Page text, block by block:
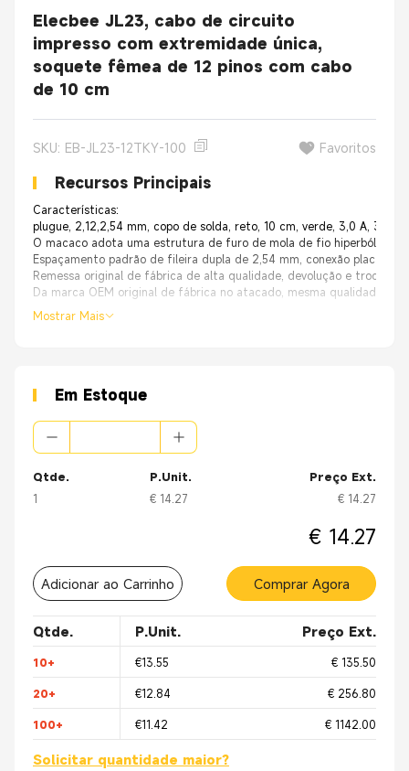
Elecbee JL23, cabo de circuito
impresso com extremidade única,
soquete fêmea de 12 pinos com cabo
de 10 cm
SKU: EB-JL23-12TKY-100 Favoritos
Recursos Principais
Características:
plugue, 2,12,2,54 mm, copo de solda, reto, 10 cm, verde, 3,0 A,
O macaco adota uma estrutura de furo de mola de fio hiperbólico
Espaçamento padrão de fileira dupla de 2,54 mm, conexão placa-
Remessa original de fábrica de alta qualidade, devolução e troca
Da marca OEM original de fábrica no atacado, mesma qualidade,
Mostrar Mais
Em Estoque
Qtde.
1
P.Unit.
€ 14.27
Preço Ext.
€ 14.27
€ 14.27
Adicionar ao Carrinho Comprar Agora
Qtde. P.Unit. Preço Ext.
10+ €13.55 € 135.50
20+ €12.84 € 256.80
100+ €11.42 € 1142.00
Solicitar quantidade maior?